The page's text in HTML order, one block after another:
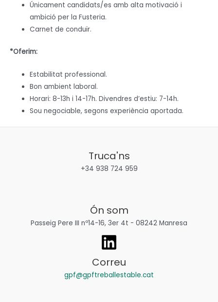
Únicament candidats/es amb alta motivació i
ambició per la Fusteria.
Carnet de conduïr.
*Oferim:
Estabilitat professional.
Bon ambient laboral.
Horari: 8-13h i 14-17h. Divendres d’estiu: 7-14h.
Sou negociable, segons experiència aportada.
Truca'ns
+34 938 724 959
Ón som
Passeig Pere III nº14-16, 3er 4t - 08242 Manresa
Correu
gpf@gpftreballestable.cat